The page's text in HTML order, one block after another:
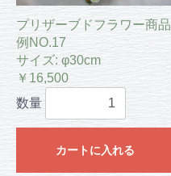
プリザーブドフラワー商品
例NO.17
サイズ: φ30cm
￥16,500
数量
カートに入れる